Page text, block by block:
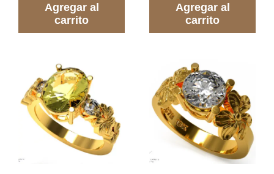
Agregar al
carrito
Agregar al
carrito
producto
tiene
varias
variantes.
Las
opciones